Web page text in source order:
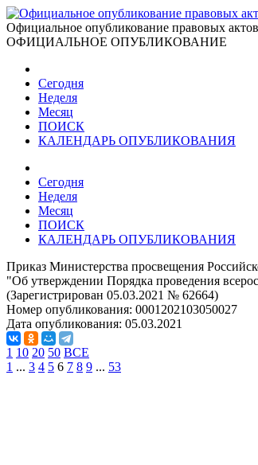
Официальное опубликование правовых актов
ОФИЦИАЛЬНОЕ ОПУБЛИКОВАНИЕ
Сегодня
Неделя
Месяц
ПОИСК
КАЛЕНДАРЬ ОПУБЛИКОВАНИЯ
Сегодня
Неделя
Месяц
ПОИСК
КАЛЕНДАРЬ ОПУБЛИКОВАНИЯ
Приказ Министерства просвещения
"Об утверждении Порядка проведения
(Зарегистрирован 05.03.2021 № 62664)
Номер опубликования: 0001202103050027
Дата опубликования: 05.03.2021
1 10 20 50 ВСЕ
1 ... 3 4 5 6 7 8 9 ... 53